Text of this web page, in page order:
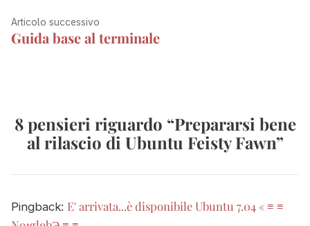
Articolo successivo
successivo:
Guida base al terminale
8 pensieri riguardo “Prepararsi bene
al rilascio di Ubuntu Feisty Fawn”
Pingback: E' arrivata...è disponibile Ubuntu 7.04 « ≡ ≡